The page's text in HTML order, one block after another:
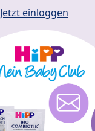
Jetzt einloggen